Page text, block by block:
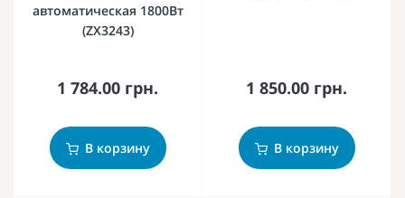
автоматическая 1800Вт
(ZX3243)
1 784.00 грн.
В корзину
1 850.00 грн.
В корзину